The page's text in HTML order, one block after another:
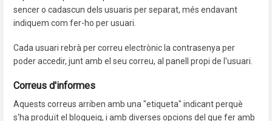
sencer o cadascun dels usuaris per separat, més endavant
indiquem com fer-ho per usuari.
Cada usuari rebrà per correu electrònic la contrasenya per
poder accedir, junt amb el seu correu, al panell propi de l'usuari.
Correus d'informes
Aquests correus arriben amb una "etiqueta" indicant perquè
s'ha produït el bloqueig, i amb diverses opcions del que fer amb